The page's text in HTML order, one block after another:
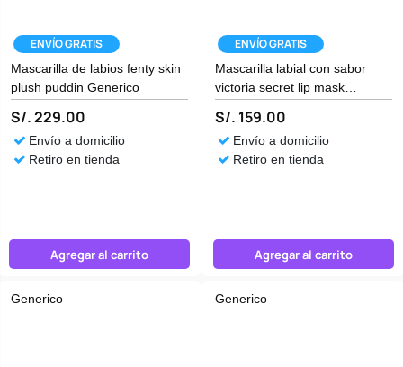
ENVÍO GRATIS
Mascarilla de labios fenty skin
plush puddin Generico
S/. 229.00
Envío a domicilio
Retiro en tienda
Agregar al carrito
ENVÍO GRATIS
Mascarilla labial con sabor
victoria secret lip mask
S/. 159.00
Envío a domicilio
Retiro en tienda
Agregar al carrito
Generico Generico